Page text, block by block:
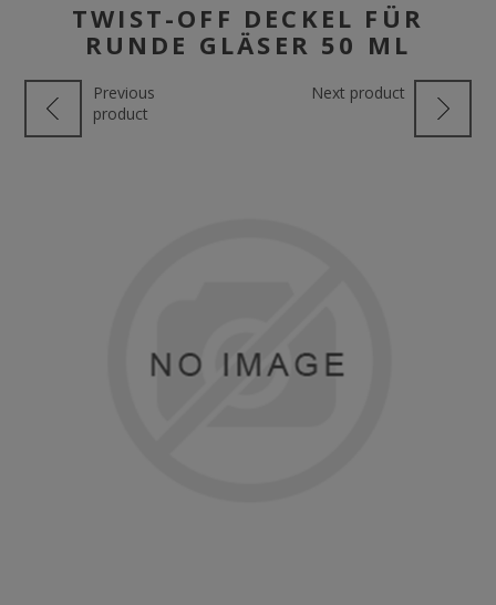
TWIST-OFF DECKEL FÜR
RUNDE GLÄSER 50 ML
Previous
product
Next product